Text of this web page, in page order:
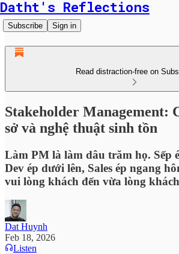
Datht's Reflections
Subscribe Sign in
Read distraction-free on
Stakeholder Management:
sở và nghệ thuật sinh tồn
Làm PM là làm dâu trăm họ. Sếp
Dev ép dưới lên, Sales ép ngang
vui lòng khách đến vừa lòng
Dat Huynh
Feb 18, 2026
Listen